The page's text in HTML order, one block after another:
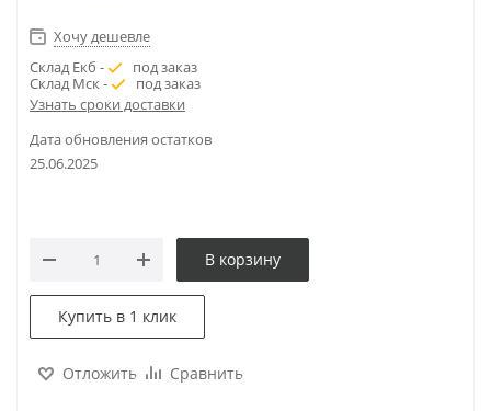
Хочу дешевле
Склад Екб -
под заказ
Склад Мск -
под заказ
Узнать сроки доставки
Дата обновления остатков
25.06.2025
В корзину
Купить в 1 клик
Отложить Сравнить